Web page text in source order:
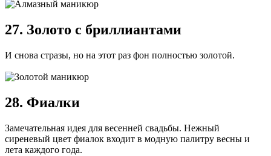
27. Золото с бриллиантами
И снова стразы, но на этот раз фон полностью золотой.
28. Фиалки
Замечательная идея для весенней свадьбы. Нежный
сиреневый цвет фиалок входит в модную палитру весны и
лета каждого года.